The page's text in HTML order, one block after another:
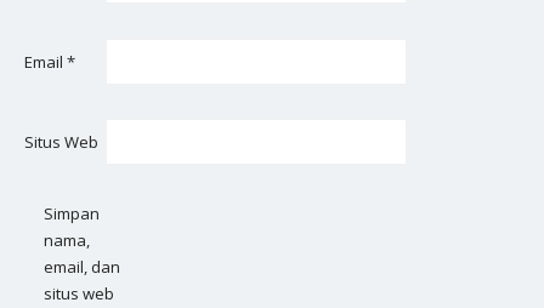
Email *
Situs Web
Simpan
nama,
email, dan
situs web